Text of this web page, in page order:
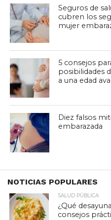
Seguros de
cubren los
mujer
5 consejos
posibilidades
a una edad
Diez falsos
embarazada
NOTICIAS POPULARES
SALUD PÚBLICA
¿Qué
consejos